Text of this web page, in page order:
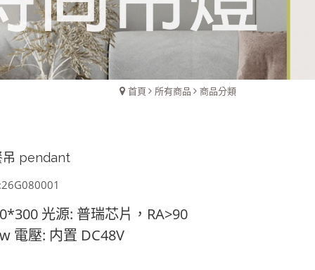
首頁 所有商品 商品分類
pendant
光源: 普瑞芯片，RA>90
電壓: 内置 DC48V